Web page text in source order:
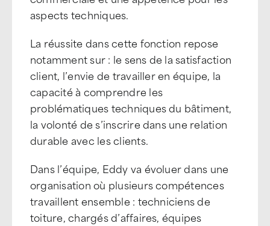
aspects techniques.
La réussite dans cette fonction repose
notamment sur : le sens de la satisfaction
client, l’envie de travailler en équipe, la
capacité à comprendre les
problématiques techniques du bâtiment,
la volonté de s’inscrire dans une relation
durable avec les clients.
Dans l’équipe, Eddy va évoluer dans une
organisation où plusieurs compétences
travaillent ensemble : techniciens de
toiture, chargés d’affaires, équipes